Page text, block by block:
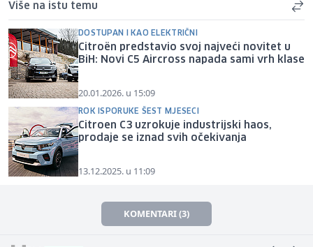
Više na istu temu
DOSTUPAN I KAO ELEKTRIČNI
Citroën predstavio svoj najveći novitet u
BiH: Novi C5 Aircross napada sami vrh klase
20.01.2026. u 15:09
ROK ISPORUKE ŠEST MJESECI
Citroen C3 uzrokuje industrijski haos,
prodaje se iznad svih očekivanja
13.12.2025. u 11:09
KOMENTARI (3)